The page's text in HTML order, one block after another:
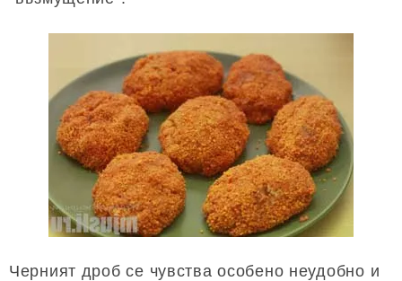
Черният дроб се чувства особено неудобно и